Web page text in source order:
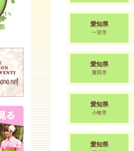
愛知県
一宮市
愛知県
豊田市
愛知県
小牧市
愛知県